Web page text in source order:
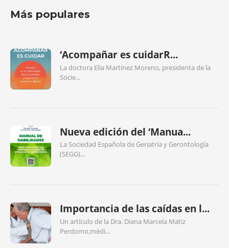
Más populares
‘Acompañar es cuidarR...
La doctora Elia Martínez Moreno, presidenta de la
Socie...
Nueva edición del ‘Manua...
La Sociedad Española de Geriatría y Gerontología
(SEGG)...
Importancia de las caídas en l...
Un artículo de la Dra. Diana Marcela Matiz
Perdomo,médi...